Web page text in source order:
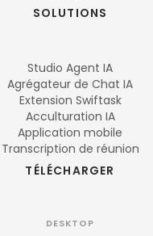
SOLUTIONS
Studio Agent IA
Agrégateur de Chat IA
Extension Swiftask
Acculturation IA
Application mobile
Transcription de réunion
TÉLÉCHARGER
DESKTOP